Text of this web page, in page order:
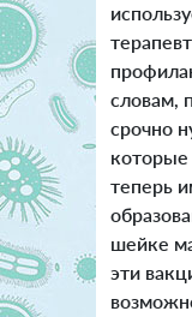
словам,
срочно
теперь
шейке
эти